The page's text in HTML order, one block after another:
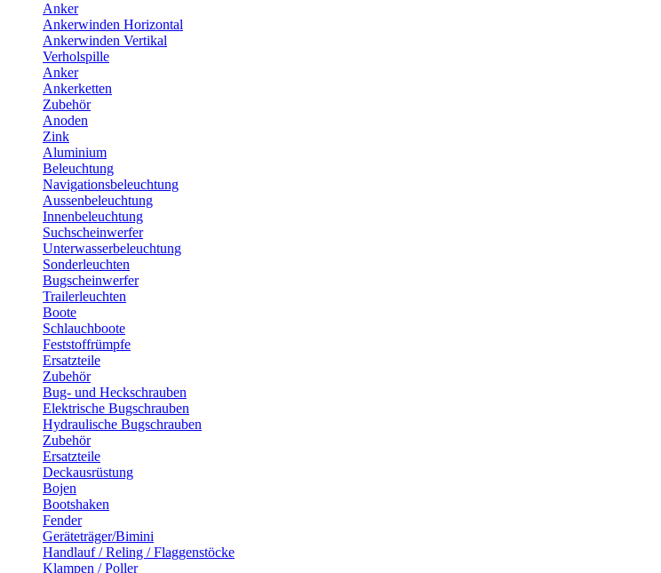
Anker
Ankerwinden Horizontal
Ankerwinden Vertikal
Verholspille
Anker
Ankerketten
Zubehör
Anoden
Zink
Aluminium
Beleuchtung
Navigationsbeleuchtung
Aussenbeleuchtung
Innenbeleuchtung
Suchscheinwerfer
Unterwasserbeleuchtung
Sonderleuchten
Bugscheinwerfer
Trailerleuchten
Boote
Schlauchboote
Feststoffrümpfe
Ersatzteile
Zubehör
Bug- und Heckschrauben
Elektrische Bugschrauben
Hydraulische Bugschrauben
Zubehör
Ersatzteile
Deckausrüstung
Bojen
Bootshaken
Fender
Geräteträger/Bimini
Handlauf / Reling / Flaggenstöcke
Klampen / Poller